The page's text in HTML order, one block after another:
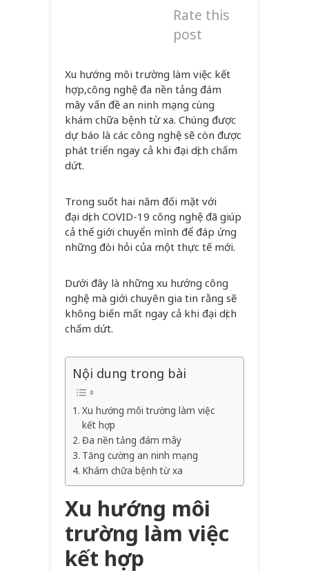
Rate this
post
Xu hướng môi trường làm việc kết
hợp,công nghệ đa nền tảng đám
mây vấn đề an ninh mạng cùng
khám chữa bệnh từ xa. Chúng được
dự báo là các công nghệ sẽ còn được
phát triển ngay cả khi đại dịch chấm
dứt.
Trong suốt hai năm đối mặt với
đại dịch COVID-19 công nghệ đã giúp
cả thế giới chuyển mình để đáp ứng
những đòi hỏi của một thực tế mới.
Dưới đây là những xu hướng công
nghệ mà giới chuyên gia tin rằng sẽ
không biến mất ngay cả khi đại dịch
chấm dứt.
Nội dung trong bài
Xu hướng môi trường làm việc
kết hợp
Đa nền tảng đám mây
Tăng cường an ninh mạng
Khám chữa bệnh từ xa
Xu hướng môi
trường làm việc
kết hợp